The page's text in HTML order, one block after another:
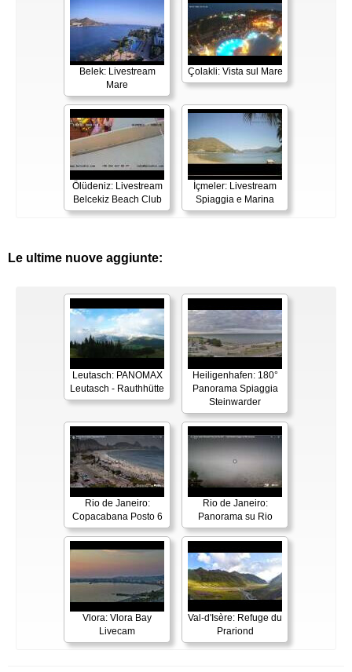
Belek: Livestream
Mare
Çolakli: Vista sul Mare
Ölüdeniz: Livestream
Belcekiz Beach Club
İçmeler: Livestream
Spiaggia e Marina
Le ultime nuove aggiunte:
Leutasch: PANOMAX
Leutasch - Rauthhütte
Heiligenhafen: 180°
Panorama Spiaggia
Steinwarder
Rio de Janeiro:
Copacabana Posto 6
Rio de Janeiro:
Panorama su Rio
Vlora: Vlora Bay
Livecam
Val-d'Isère: Refuge du
Prariond